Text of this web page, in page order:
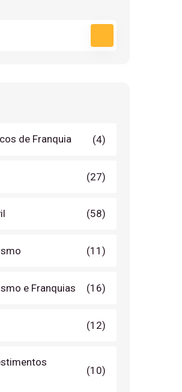
de Franquia (4)
(27)
(58)
(11)
e Franquias (16)
(12)
(10)